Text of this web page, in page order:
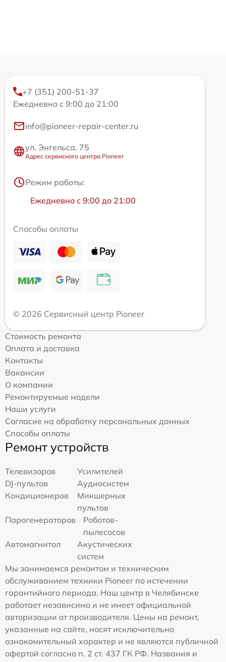
+7 (351) 200-51-37
Ежедневно с 9:00 до 21:00
info@pioneer-repair-center.ru
ул. Энгельса, 75
Адрес сервисного центра Pioneer
Режим работы:
Ежедневно с 9:00 до 21:00
Способы оплаты
© 2026 Сервисный центр Pioneer
Стоимость ремонта
Оплата и доставка
Контакты
Вакансии
О компании
Ремонтируемые модели
Наши услуги
Согласие на обработку персональных данных
Способы оплаты
Ремонт устройств
Телевизоров
Усилителей
DJ-пультов
Аудиосистем
Кондиционеров
Микшерных
пультов
Парогенераторов
Роботов-
пылесосов
Автомагнитол
Акустических
систем
Мы занимаемся ремонтом и техническим
обслуживанием техники Pioneer по истечении
гарантийного периода. Наш центр в Челябинске
работает независимо и не имеет официальной
авторизации от производителя. Цены на ремонт,
указанные на сайте, носят исключительно
ознакомительный характер и не являются публичной
офертой согласно п. 2 ст. 437 ГК РФ. Названия и